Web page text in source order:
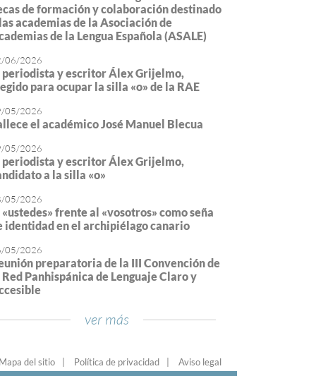
de formación y colaboración destinado
academias de la Asociación de
de la Lengua Española (ASALE)
06/2026
periodista y escritor Álex Grijelmo,
para ocupar la silla «o» de la RAE
05/2026
el académico José Manuel Blecua
05/2026
periodista y escritor Álex Grijelmo,
a la silla «o»
05/2026
«ustedes» frente al «vosotros» como seña
identidad en el archipiélago canario
05/2026
preparatoria de la III Convención de
Red Panhispánica de Lenguaje Claro y
ver más
Mapa del sitio Política de privacidad Aviso legal